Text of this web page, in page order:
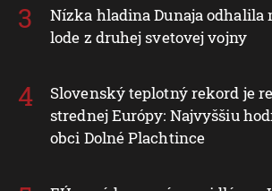
Nízka hladina Dunaja odhalila
lode z druhej svetovej vojny
Slovenský teplotný rekord je
strednej Európy: Najvyššiu
obci Dolné Plachtince